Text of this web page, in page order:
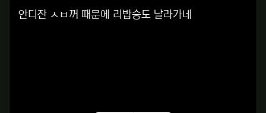
본문
안디잔 ㅅㅂ꺼 때문에 리밥승도 날라가네